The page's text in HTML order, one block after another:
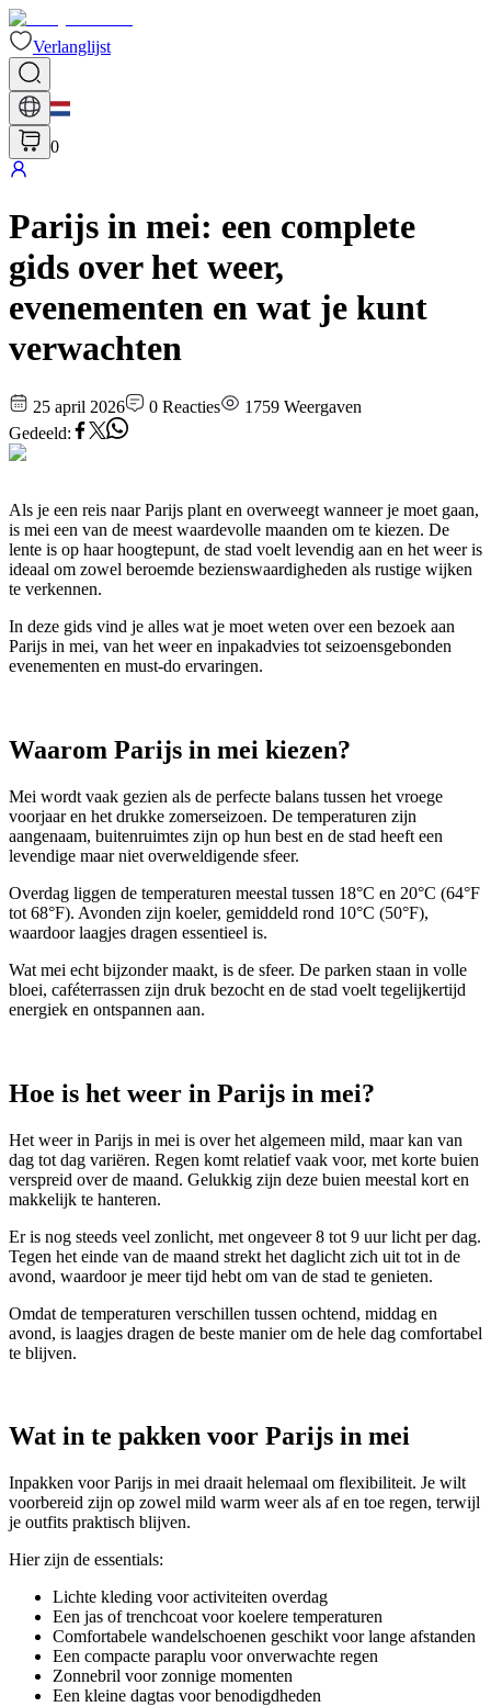
Verlanglijst
0
Parijs in mei: een complete
gids over het weer,
evenementen en wat je kunt
verwachten
25 april 2026 0 Reacties 1759 Weergaven
Gedeeld:
Als je een reis naar Parijs plant en overweegt wanneer je moet gaan,
is mei een van de meest waardevolle maanden om te kiezen. De
lente is op haar hoogtepunt, de stad voelt levendig aan en het weer is
ideaal om zowel beroemde bezienswaardigheden als rustige wijken
te verkennen.
In deze gids vind je alles wat je moet weten over een bezoek aan
Parijs in mei, van het weer en inpakadvies tot seizoensgebonden
evenementen en must-do ervaringen.
Waarom Parijs in mei kiezen?
Mei wordt vaak gezien als de perfecte balans tussen het vroege
voorjaar en het drukke zomerseizoen. De temperaturen zijn
aangenaam, buitenruimtes zijn op hun best en de stad heeft een
levendige maar niet overweldigende sfeer.
Overdag liggen de temperaturen meestal tussen 18°C en 20°C (64°F
tot 68°F). Avonden zijn koeler, gemiddeld rond 10°C (50°F),
waardoor laagjes dragen essentieel is.
Wat mei echt bijzonder maakt, is de sfeer. De parken staan in volle
bloei, caféterrassen zijn druk bezocht en de stad voelt tegelijkertijd
energiek en ontspannen aan.
Hoe is het weer in Parijs in mei?
Het weer in Parijs in mei is over het algemeen mild, maar kan van
dag tot dag variëren. Regen komt relatief vaak voor, met korte buien
verspreid over de maand. Gelukkig zijn deze buien meestal kort en
makkelijk te hanteren.
Er is nog steeds veel zonlicht, met ongeveer 8 tot 9 uur licht per dag.
Tegen het einde van de maand strekt het daglicht zich uit tot in de
avond, waardoor je meer tijd hebt om van de stad te genieten.
Omdat de temperaturen verschillen tussen ochtend, middag en
avond, is laagjes dragen de beste manier om de hele dag comfortabel
te blijven.
Wat in te pakken voor Parijs in mei
Inpakken voor Parijs in mei draait helemaal om flexibiliteit. Je wilt
voorbereid zijn op zowel mild warm weer als af en toe regen, terwijl
je outfits praktisch blijven.
Hier zijn de essentials:
Lichte kleding voor activiteiten overdag
Een jas of trenchcoat voor koelere temperaturen
Comfortabele wandelschoenen geschikt voor lange afstanden
Een compacte paraplu voor onverwachte regen
Zonnebril voor zonnige momenten
Een kleine dagtas voor benodigdheden